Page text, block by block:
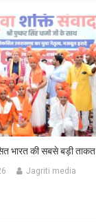
भारत की सबसे बड़ी ताकत
Jagriti media